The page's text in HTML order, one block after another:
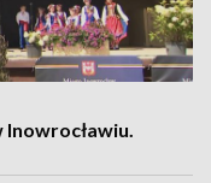
Inowrocławiu.